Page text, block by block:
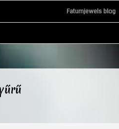
Fatumjewels blog